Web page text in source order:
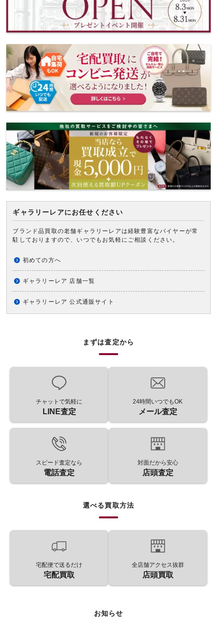
ギャラリーレアにお任せください
ブランド品買取の老舗ギャラリーレアは経験豊富なバイヤーが常
駐しておりますので、いつでもお気軽にご相談ください。
初めての方へ
ギャラリーレア 店舗一覧
ギャラリーレア 公式通販サイト
まずは査定から
チャットで気軽に
LINE査定
24時間いつでもOK
メール査定
スピード査定なら
電話査定
対面だから安心
店頭査定
選べる買取方法
宅配便で送るだけ
宅配買取
全店舗アクセス抜群
店頭買取
お知らせ